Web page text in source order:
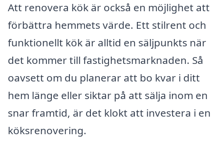
Att renovera kök är också en möjlighet att
förbättra hemmets värde. Ett stilrent och
funktionellt kök är alltid en säljpunkts när
det kommer till fastighetsmarknaden. Så
oavsett om du planerar att bo kvar i ditt
hem länge eller siktar på att sälja inom en
snar framtid, är det klokt att investera i en
köksrenovering.